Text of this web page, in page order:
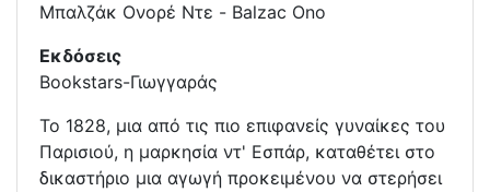
Μπαλζάκ Ονορέ Ντε - Balzac Ono
Εκδόσεις
Bookstars-Γιωγγαράς
Το 1828, μια από τις πιο επιφανείς γυναίκες του
Παρισιού, η μαρκησία ντ' Εσπάρ, καταθέτει στο
δικαστήριο μια αγωγή προκειμένου να στερήσει